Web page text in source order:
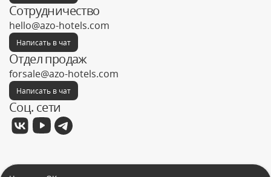
Сотрудничество
hello@azo-hotels.com
Написать в чат
Отдел продаж
forsale@azo-hotels.com
Написать в чат
Соц. сети
Фабрика отелей © 2026